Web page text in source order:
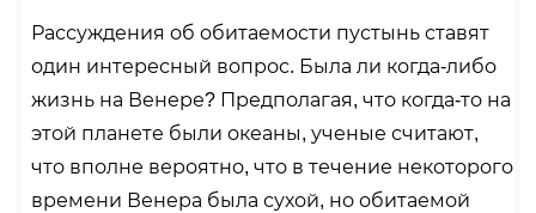
Рассуждения об обитаемости пустынь ставят
один интересный вопрос. Была ли когда-либо
жизнь на Венере? Предполагая, что когда-то на
этой планете были океаны, ученые считают,
что вполне вероятно, что в течение некоторого
времени Венера была сухой, но обитаемой